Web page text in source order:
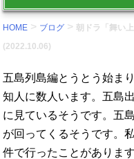
HOME > ブログ >朝ドラ「舞い
(2022.10.06)
五島列島編とうとう始ま
知人に数人います。五島
に見ているそうです。五
が回ってくるそうです。
件で行ったことがありま